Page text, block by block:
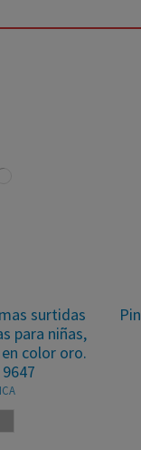
surtidas
para niñas,
color oro.